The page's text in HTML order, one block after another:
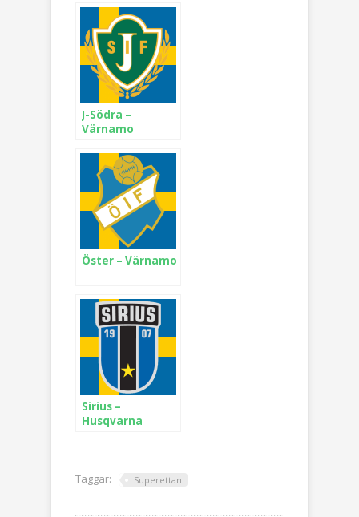
J-Södra –
Värnamo
Öster – Värnamo
Sirius –
Husqvarna
Taggar: Superettan